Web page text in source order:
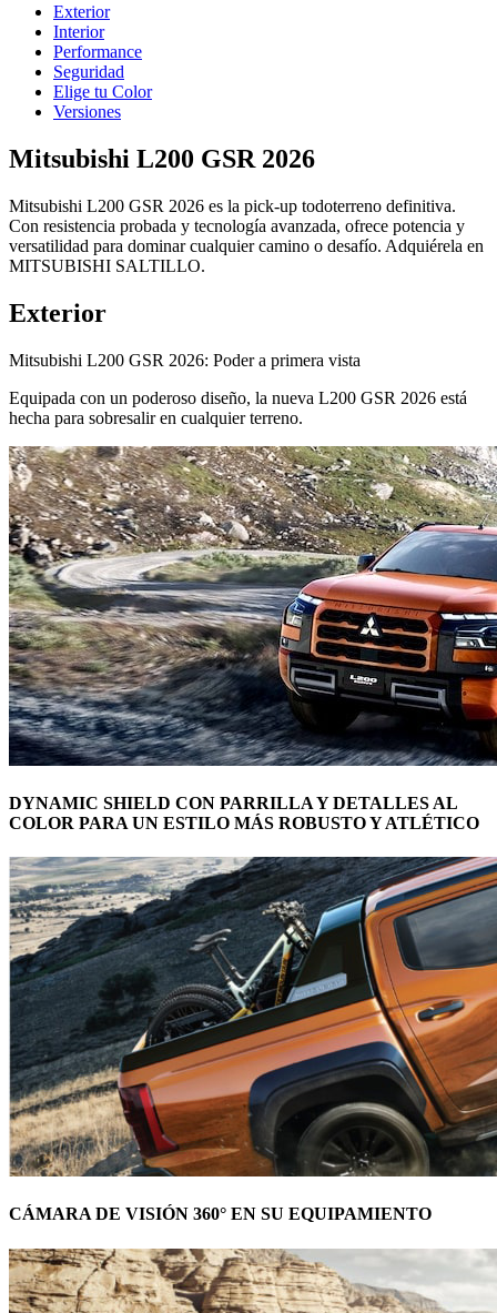
Exterior
Interior
Performance
Seguridad
Elige tu Color
Versiones
Mitsubishi L200 GSR 2026
Mitsubishi L200 GSR 2026 es la pick-up todoterreno definitiva.
Con resistencia probada y tecnología avanzada, ofrece potencia y
versatilidad para dominar cualquier camino o desafío. Adquiérela en
MITSUBISHI SALTILLO.
Exterior
Mitsubishi L200 GSR 2026: Poder a primera vista
Equipada con un poderoso diseño, la nueva L200 GSR 2026 está
hecha para sobresalir en cualquier terreno.
DYNAMIC SHIELD CON PARRILLA Y DETALLES AL
COLOR PARA UN ESTILO MÁS ROBUSTO Y ATLÉTICO
CÁMARA DE VISIÓN 360° EN SU EQUIPAMIENTO